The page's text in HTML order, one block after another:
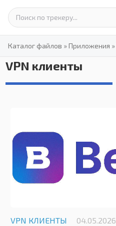
Каталог файлов »Приложения »
VPN клиенты
VPN КЛИЕНТЫ 04.05.2026